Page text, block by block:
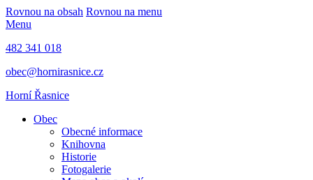
Rovnou na obsah Rovnou na menu
Menu
482 341 018
obec@hornirasnice.cz
Horní Řasnice
Obec
Obecné informace
Knihovna
Historie
Fotogalerie